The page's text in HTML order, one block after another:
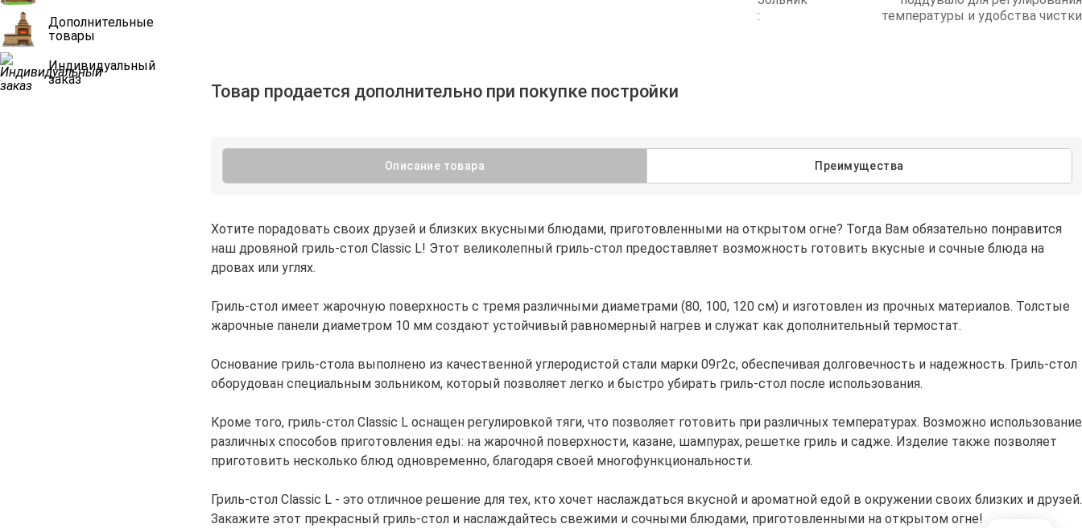
Дополнительные
товары
Индивидуальный
заказ
:
температуры и удобства чистки
Товар продается дополнительно при покупке постройки
Описание товара Преимущества
Хотите порадовать своих друзей и близких вкусными блюдами, приготовленными на открытом огне? Тогда Вам обязательно понравится
наш дровяной гриль-стол Classic L! Этот великолепный гриль-стол предоставляет возможность готовить вкусные и сочные блюда на
дровах или углях.
Гриль-стол имеет жарочную поверхность с тремя различными диаметрами (80, 100, 120 см) и изготовлен из прочных материалов. Толстые
жарочные панели диаметром 10 мм создают устойчивый равномерный нагрев и служат как дополнительный термостат.
Основание гриль-стола выполнено из качественной углеродистой стали марки 09г2с, обеспечивая долговечность и надежность. Гриль-стол
оборудован специальным зольником, который позволяет легко и быстро убирать гриль-стол после использования.
Кроме того, гриль-стол Classic L оснащен регулировкой тяги, что позволяет готовить при различных температурах. Возможно использование
различных способов приготовления еды: на жарочной поверхности, казане, шампурах, решетке гриль и садже. Изделие также позволяет
приготовить несколько блюд одновременно, благодаря своей многофункциональности.
Гриль-стол Classic L - это отличное решение для тех, кто хочет наслаждаться вкусной и ароматной едой в окружении своих близких и друзей.
Закажите этот прекрасный гриль-стол и наслаждайтесь свежими и сочными блюдами, приготовленными на открытом огне!